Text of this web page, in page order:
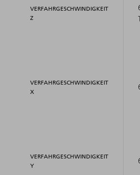
VERFAHRGESCHWINDIGKEIT
Z
VERFAHRGESCHWINDIGKEIT
X
VERFAHRGESCHWINDIGKEIT
Y